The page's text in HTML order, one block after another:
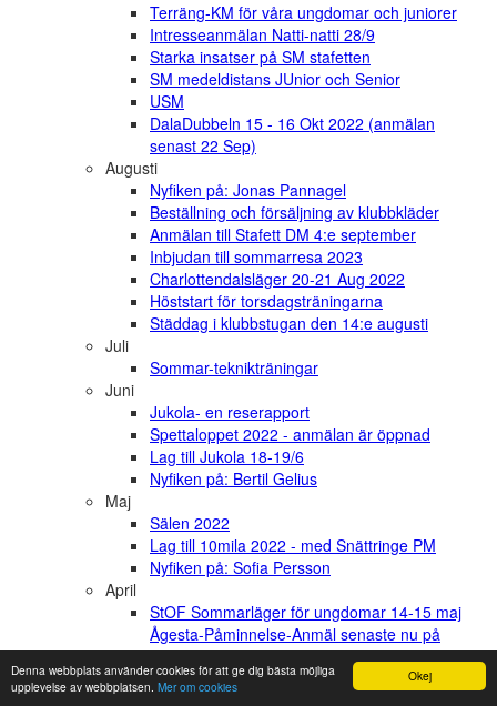
Okej
Denna webbplats använder cookies för att ge dig bästa möjliga
upplevelse av webbplatsen. Mer om cookies
Terräng-KM för våra ungdomar och juniorer
Intresseanmälan Natti-natti 28/9
Starka insatser på SM stafetten
SM medeldistans JUnior och Senior
USM
DalaDubbeln 15 - 16 Okt 2022 (anmälan
senast 22 Sep)
Augusti
Nyfiken på: Jonas Pannagel
Beställning och försäljning av klubbkläder
Anmälan till Stafett DM 4:e september
Inbjudan till sommarresa 2023
Charlottendalsläger 20-21 Aug 2022
Höststart för torsdagsträningarna
Städdag i klubbstugan den 14:e augusti
Juli
Sommar-teknikträningar
Juni
Jukola- en reserapport
Spettaloppet 2022 - anmälan är öppnad
Lag till Jukola 18-19/6
Nyfiken på: Bertil Gelius
Maj
Sälen 2022
Lag till 10mila 2022 - med Snättringe PM
Nyfiken på: Sofia Persson
April
StOF Sommarläger för ungdomar 14-15 maj
Ågesta-Påminnelse-Anmäl senaste nu på
torsdag kväll 28e
Försäljning av klubbkläder vid